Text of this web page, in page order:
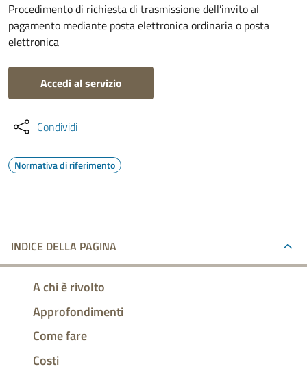
Procedimento di richiesta di trasmissione dell’invito al
pagamento mediante posta elettronica ordinaria o posta
elettronica
Accedi al servizio
Condividi
Normativa di riferimento
INDICE DELLA PAGINA
A chi è rivolto
Approfondimenti
Come fare
Costi